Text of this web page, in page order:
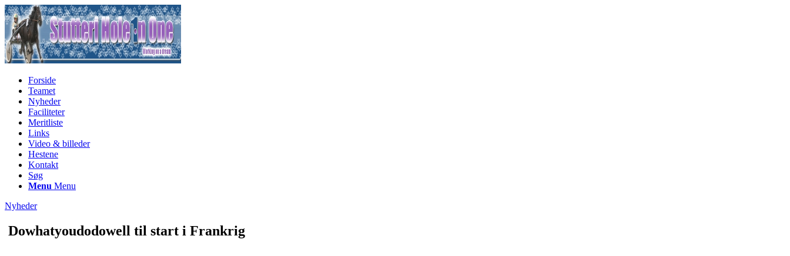
Forside
Teamet
Nyheder
Faciliteter
Meritliste
Links
Video & billeder
Hestene
Kontakt
Søg
Menu Menu
Nyheder
Dowhatyoudodowell til start i Frankrig